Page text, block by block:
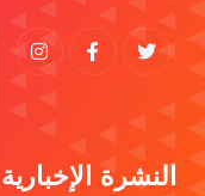
النشرة الإخبارية